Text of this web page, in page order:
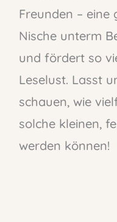
Freunden – eine
Nische unterm
und fördert so
Leselust. Lasst
schauen, wie
solche kleinen,
werden können!